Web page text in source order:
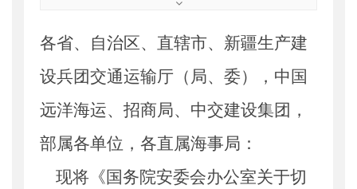
交安委办明电〔2018〕4号
公开日期：2018年04月26日
主题词 ：
安全生产;五一;汛期
机构分类：安全与质量监督管理司
主题分类
安全质量
各省、自治区、直辖市、新疆生产建
设兵团交通运输厅（局、委），中国
远洋海运、招商局、中交建设集团，
部属各单位，各直属海事局：
现将《国务院安委会办公室关于切